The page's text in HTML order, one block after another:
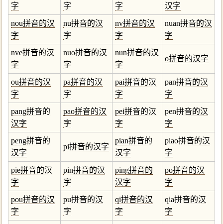
字 字 字 汉字
nou拼音的汉
字
nu拼音的汉
字
nv拼音的汉
字
nuan拼音的汉
字
nve拼音的汉
字
nuo拼音的汉
字
nun拼音的汉
字
o拼音的汉字
ou拼音的汉
字
pa拼音的汉
字
pai拼音的汉
字
pan拼音的汉
字
pang拼音的
汉字
pao拼音的汉
字
pei拼音的汉
字
pen拼音的汉
字
peng拼音的
汉字
pi拼音的汉字
pian拼音的
汉字
piao拼音的汉
字
pie拼音的汉
字
pin拼音的汉
字
ping拼音的
汉字
po拼音的汉
字
pou拼音的汉
字
pu拼音的汉
字
qi拼音的汉
字
qia拼音的汉
字